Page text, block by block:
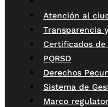
Atención al
Transparencia
Certificados
PQRSD
Derechos
Sistema de
Marco